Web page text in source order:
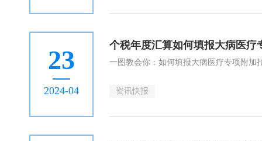
23
2024-04
个税年度汇算如何填报大病医疗
一图教会你：如何填报大病医疗专项附加
资讯快报